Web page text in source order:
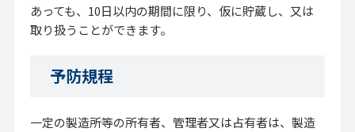
あっても、10日以内の期間に限り、仮に貯蔵し、又は
取り扱うことができます。
予防規程
一定の製造所等の所有者、管理者又は占有者は、製造